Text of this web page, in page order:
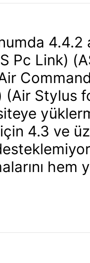
4.4.2
Pc Link)
(Air Stylus
4.3 ve
hem